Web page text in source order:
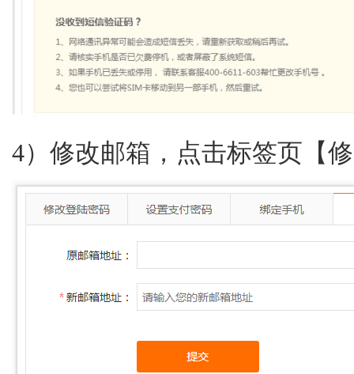
4）修改邮箱，点击标签页【